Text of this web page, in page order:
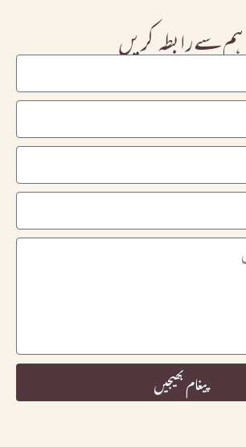
ہم سے رابطہ کریں
پیغام بھیجیں